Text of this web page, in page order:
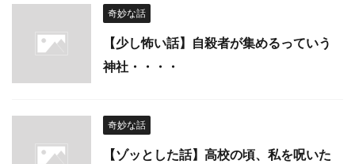
奇妙な話
【少し怖い話】自殺者が集めるっていう
神社・・・・
奇妙な話
【ゾッとした話】高校の頃、私を呪いた